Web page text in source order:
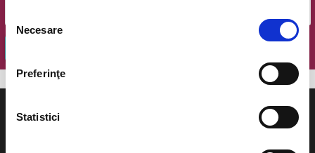
consimțământului
Necesare
Preferinţe
Statistici